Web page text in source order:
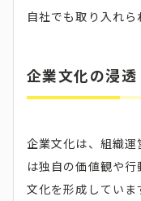
自社でも取り入れら
企業文化の浸透
企業文化は、組織
は独自の価値観や
文化を形成してい